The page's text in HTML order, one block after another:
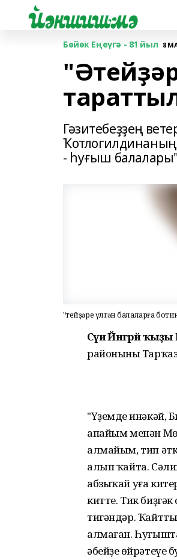
Бөйөк Еңеүгә - 81 йыл 8
Гәзитебеҙҙең
- һуғыш
"Әтейҙәре үлгән балаларға
Сәүиә Йәнгәрәй
районының
"Үҙемдең
апайым менән
алмайым, тип
алып ҡайта.
абзыҡай уға
китте. Тик
тигәндәр.
алмаған.
әбейҙең